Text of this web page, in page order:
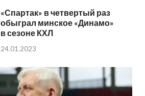
«Спартак» в четвертый раз
обыграл минское «Динамо»
в сезоне КХЛ
24.01.2023